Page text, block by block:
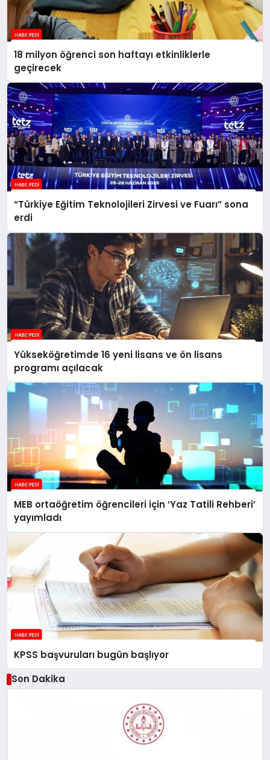
18 milyon öğrenci son haftayı etkinliklerle
geçirecek
“Türkiye Eğitim Teknolojileri Zirvesi ve Fuarı” sona
erdi
Yükseköğretimde 16 yeni lisans ve ön lisans
programı açılacak
MEB ortaöğretim öğrencileri için ‘Yaz Tatili Rehberi’
yayımladı
KPSS başvuruları bugün başlıyor
Son Dakika